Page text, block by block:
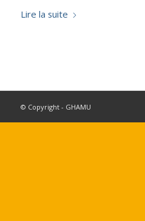
Lire la suite
© Copyright - GHAMU